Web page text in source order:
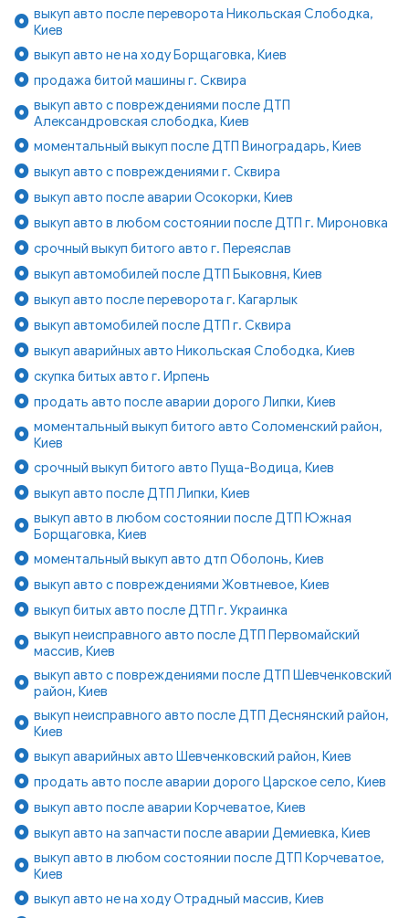
выкуп авто после переворота Никольская Слободка,
Киев
выкуп авто не на ходу Борщаговка, Киев
продажа битой машины г. Сквира
выкуп авто с повреждениями после ДТП
Александровская слободка, Киев
моментальный выкуп после ДТП Виноградарь, Киев
выкуп авто с повреждениями г. Сквира
выкуп авто после аварии Осокорки, Киев
выкуп авто в любом состоянии после ДТП г. Мироновка
срочный выкуп битого авто г. Переяслав
выкуп автомобилей после ДТП Быковня, Киев
выкуп авто после переворота г. Кагарлык
выкуп автомобилей после ДТП г. Сквира
выкуп аварийных авто Никольская Слободка, Киев
скупка битых авто г. Ирпень
продать авто после аварии дорого Липки, Киев
моментальный выкуп битого авто Соломенский район,
Киев
срочный выкуп битого авто Пуща-Водица, Киев
выкуп авто после ДТП Липки, Киев
выкуп авто в любом состоянии после ДТП Южная
Борщаговка, Киев
моментальный выкуп авто дтп Оболонь, Киев
выкуп авто с повреждениями Жовтневое, Киев
выкуп битых авто после ДТП г. Украинка
выкуп неисправного авто после ДТП Первомайский
массив, Киев
выкуп авто с повреждениями после ДТП Шевченковский
район, Киев
выкуп неисправного авто после ДТП Деснянский район,
Киев
выкуп аварийных авто Шевченковский район, Киев
продать авто после аварии дорого Царское село, Киев
выкуп авто после аварии Корчеватое, Киев
выкуп авто на запчасти после аварии Демиевка, Киев
выкуп авто в любом состоянии после ДТП Корчеватое,
Киев
выкуп авто не на ходу Отрадный массив, Киев